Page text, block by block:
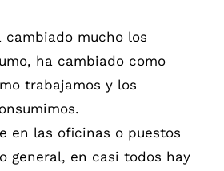
cambiado mucho los
ha cambiado como
trabajamos y los
en las oficinas o puestos
general, en casi todos hay